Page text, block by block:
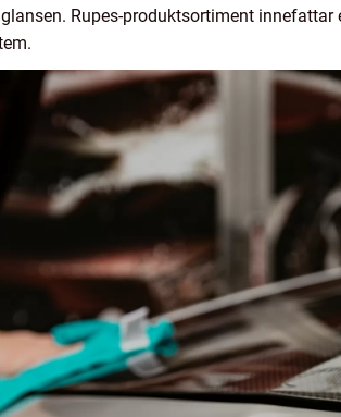
Rupes-produktsortiment